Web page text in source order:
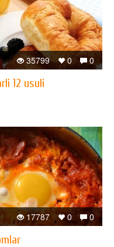
0
0
35799
12 usuli
0
0
17787